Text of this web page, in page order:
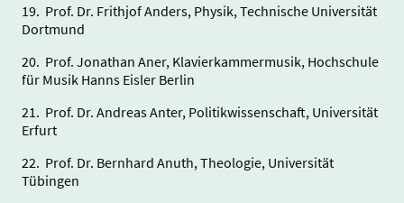
19. Prof. Dr. Frithjof Anders, Physik, Technische Universität
Dortmund
20. Prof. Jonathan Aner, Klavierkammermusik, Hochschule
für Musik Hanns Eisler Berlin
21. Prof. Dr. Andreas Anter, Politikwissenschaft, Universität
Erfurt
22. Prof. Dr. Bernhard Anuth, Theologie, Universität
Tübingen